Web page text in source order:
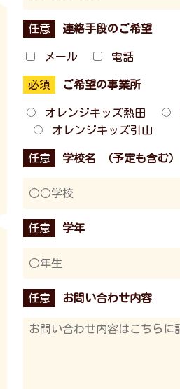
連絡手段のご希望
メール 電話
ご希望の事業所
オレンジキッズ熱田
オレンジキッズ引山
学校名 （予定も含む）
学年
お問い合わせ内容